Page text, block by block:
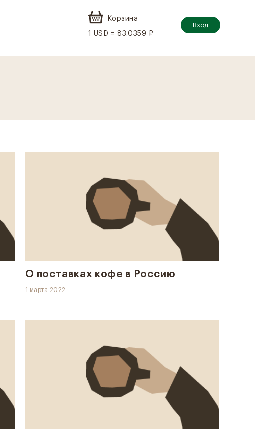
Корзина
1 USD = 83.0359 ₽
Вход
О поставках кофе в Россию
1 марта 2022